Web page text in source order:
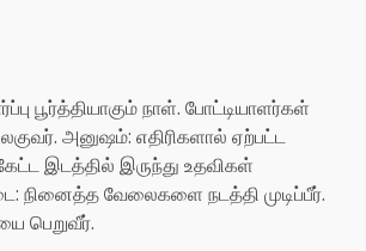
பூர்த்தியாகும் நாள். போட்டியாளர்கள்
அனுஷம்: எதிரிகளால் ஏற்பட்ட
இடத்தில் இருந்து உதவிகள்
நினைத்த வேலைகளை நடத்தி முடிப்பீர்.
பெறுவீர்.